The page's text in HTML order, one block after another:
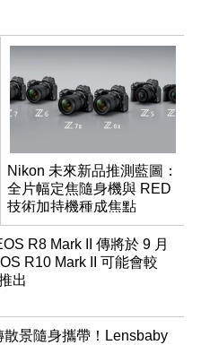
Nikon 未來新品推測藍圖：
全片幅定焦隨身機與 RED
技術加持機種成焦點
R8 Mark II 傳將於 9 月
R10 Mark II 可能會較
出
散景隨身攜帶！Lensbaby